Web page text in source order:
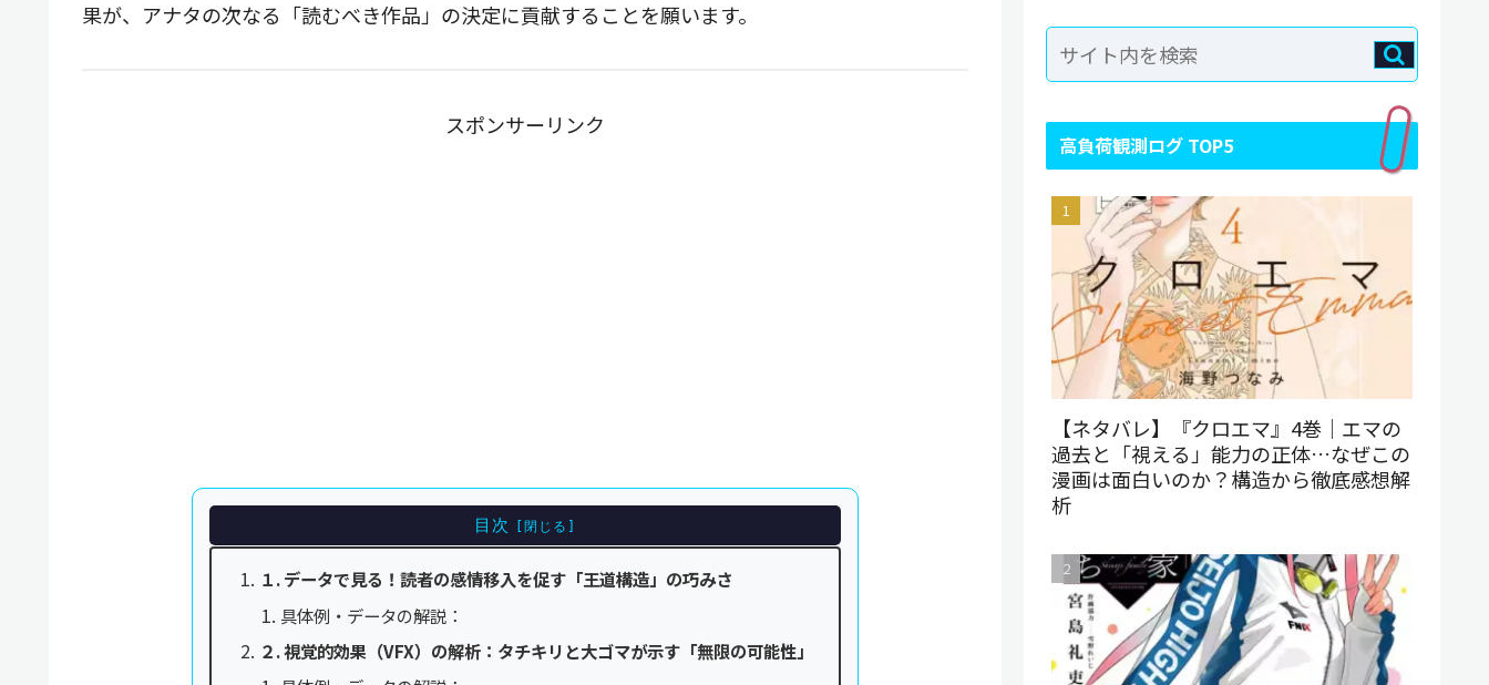
果が、アナタの次なる「読むべき作品」の決定に貢献することを願います。
スポンサーリンク
目次
１. データで見る！読者の感情移入を促す「王道構造」の巧みさ
具体例・データの解説：
２. 視覚的効果（VFX）の解析：タチキリと大ゴマが示す「無限の可能性」
高負荷観測ログ TOP5
【ネタバレ】『クロエマ』4巻｜エマの
過去と「視える」能力の正体…なぜこの
漫画は面白いのか？構造から徹底感想解
析